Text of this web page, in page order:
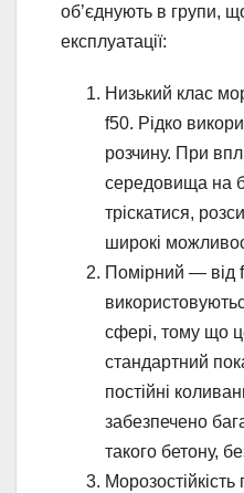
об’єднують в групи,
експлуатації:
Низький клас
f50. Рідко
розчину. При
середовища на
тріскатися,
широкі
Помірний — від
сфері, тому що
стандартний
постійні
забезпечено
такого бетону,